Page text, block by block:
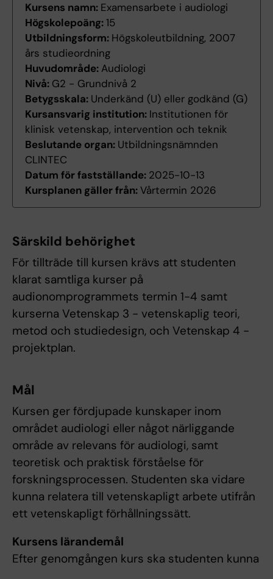
Kursens namn: Examensarbete i audiologi
Högskolepoäng:15
Utbildningsform: Högskoleutbildning, 2007
års studieordning
Huvudområde: Audiologi
Nivå: G2 - Grundnivå 2
Betygsskala: Underkänd (U) eller godkänd (G)
Kursansvarig institution: Institutionen för
klinisk vetenskap, intervention och teknik
Beslutande organ: Utbildningsnämnden
CLINTEC
Datum för fastställande: 2025-10-13
Kursplanen gäller från:Vårtermin 2026
Särskild behörighet
För tillträde till kursen krävs att studenten
klarat samtliga kurser på
audionomprogrammets termin 1-4 samt
kurserna Vetenskap 3 - vetenskaplig teori,
metod och studiedesign, och Vetenskap 4 -
projektplan.
Mål
Kursen ger fördjupade kunskaper inom
området audiologi eller något närliggande
område av relevans för audiologi, samt
teoretisk och praktisk förståelse för
forskningsprocessen. Studenten ska vidare
kunna relatera till vetenskapligt arbete utifrån
ett vetenskapligt förhållningssätt.
Kursens lärandemål
Efter genomgången kurs ska studenten kunna